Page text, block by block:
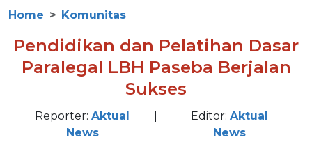
Home Komunitas
Pendidikan dan Pelatihan Dasar
Paralegal LBH Paseba Berjalan
Sukses
Reporter: Aktual
News
Editor:Aktual
News